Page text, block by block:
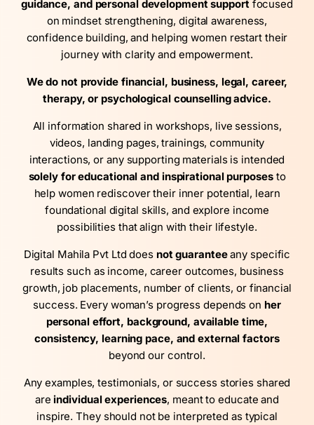
guidance, and personal development support focused
on mindset strengthening, digital awareness,
confidence building, and helping women restart their
journey with clarity and empowerment.
We do not provide financial, business, legal, career,
therapy, or psychological counselling advice.
All information shared in workshops, live sessions,
videos, landing pages, trainings, community
interactions, or any supporting materials is intended
solely for educational and inspirational purposesto
help women rediscover their inner potential, learn
foundational digital skills, and explore income
possibilities that align with their lifestyle.
Digital Mahila Pvt Ltd does not guaranteeany specific
results such as income, career outcomes, business
growth, job placements, number of clients, or financial
success. Every woman’s progress depends on her
personal effort, background, available time,
consistency, learning pace, and external factors
beyond our control.
Any examples, testimonials, or success stories shared
areindividual experiences, meant to educate and
inspire. They should not be interpreted as typical